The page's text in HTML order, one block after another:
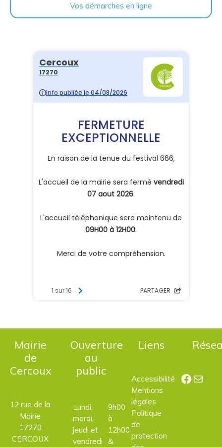
Vos démarches en ligne
Mairie
de
Cercoux
12 rue de la
Mairie
17270
CERCOUX
Ouverture
au
public
Lundi,
mardi,
jeudi et
vendredi
9h00
à
12h00
&
Liens
Accessibilité
Mentions
légales
Politique
de
protection
E-mail